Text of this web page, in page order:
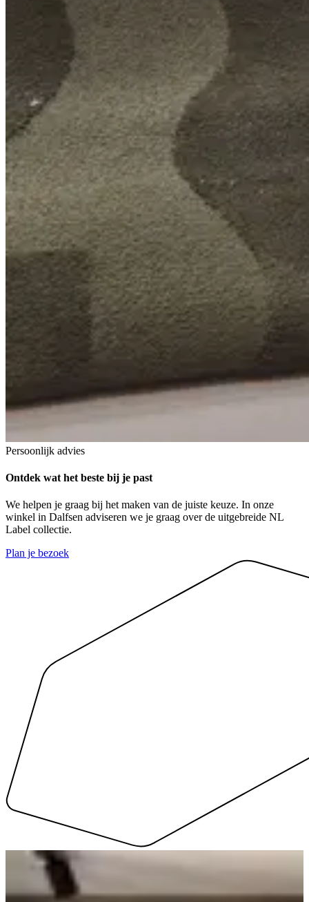
Persoonlijk advies
Ontdek wat het beste bij je past
We helpen je graag bij het maken van de juiste keuze. In onze
winkel in Dalfsen adviseren we je graag over de uitgebreide NL
Label collectie.
Plan je bezoek